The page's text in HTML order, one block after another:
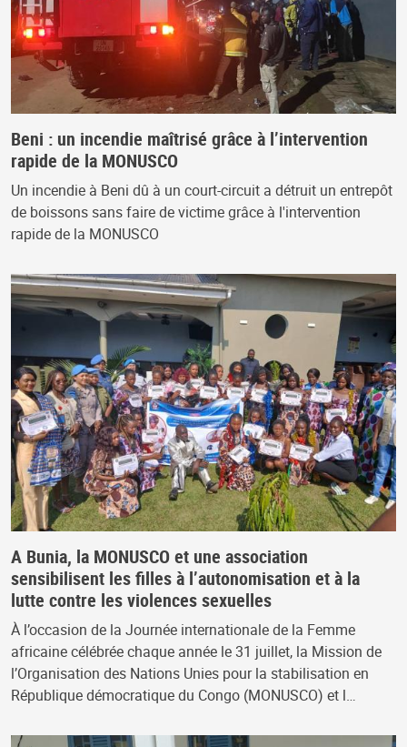
Beni : un incendie maîtrisé grâce à l’intervention
rapide de la MONUSCO
Un incendie à Beni dû à un court-circuit a détruit un entrepôt
de boissons sans faire de victime grâce à l'intervention
rapide de la MONUSCO
A Bunia, la MONUSCO et une association
sensibilisent les filles à l’autonomisation et à la
lutte contre les violences sexuelles
À l’occasion de la Journée internationale de la Femme
africaine célébrée chaque année le 31 juillet, la Mission de
l’Organisation des Nations Unies pour la stabilisation en
République démocratique du Congo (MONUSCO) et l…